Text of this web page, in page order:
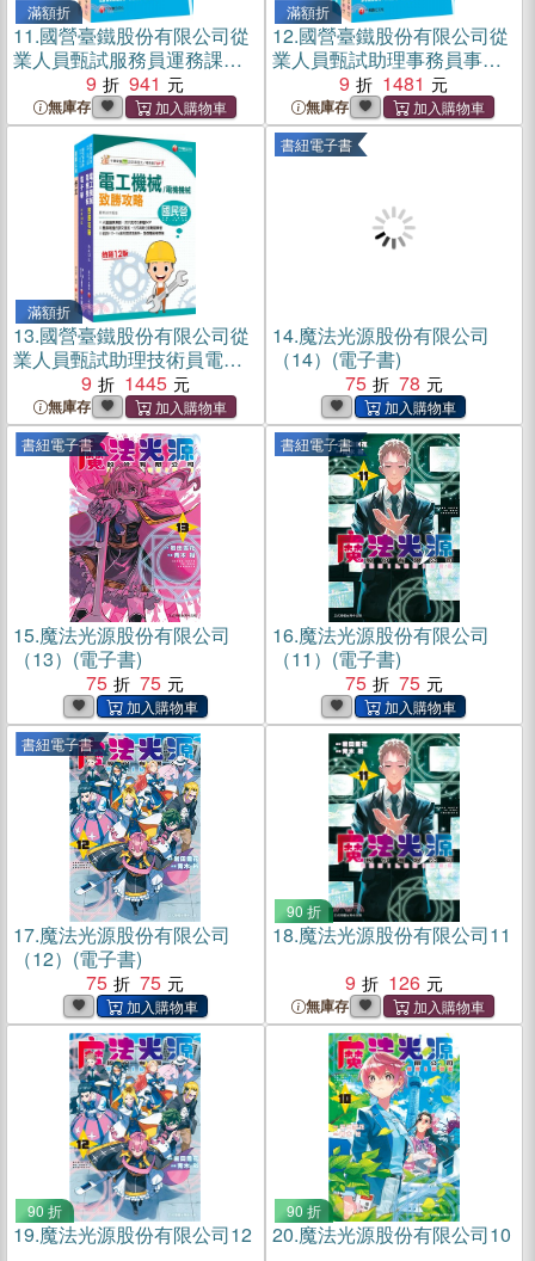
滿額折
11.國營臺鐵股份有限公司從
業人員甄試服務員運務課文
版套書（共二冊）
9 941
無庫存
滿額折
12.國營臺鐵股份有限公司從
業人員甄試助理事務員事務
管理課文版套書（共三冊）
9 1481
無庫存
滿額折
13.國營臺鐵股份有限公司從
業人員甄試助理技術員電務/
電力課文版套書（共三冊）
9 1445
無庫存
書紐電子書
14.魔法光源股份有限公司
（14）(電子書)
75
78
書紐電子書
15.魔法光源股份有限公司
（13）(電子書)
75
75
書紐電子書
16.魔法光源股份有限公司
（11）(電子書)
75
75
書紐電子書
17.魔法光源股份有限公司
（12）(電子書)
75
75
90 折
18.魔法光源股份有限公司11
9
126
無庫存
90 折
19.魔法光源股份有限公司12
90 折
20.魔法光源股份有限公司10